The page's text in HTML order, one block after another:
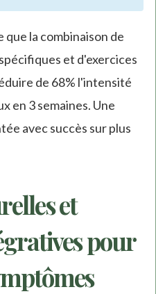
que la combinaison de
et d'exercices
de 68% l'intensité
en 3 semaines. Une
avec succès sur plus
et
pour